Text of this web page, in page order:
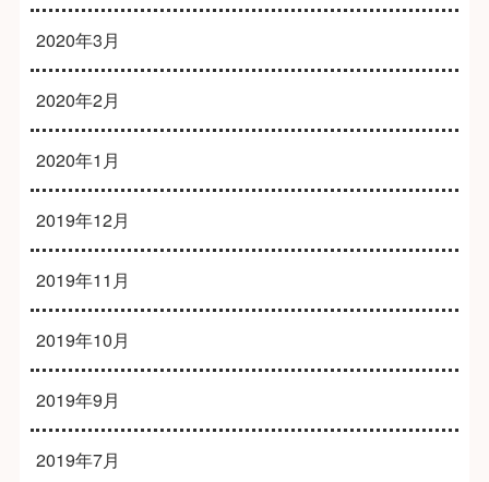
2020年3月
2020年2月
2020年1月
2019年12月
2019年11月
2019年10月
2019年9月
2019年7月